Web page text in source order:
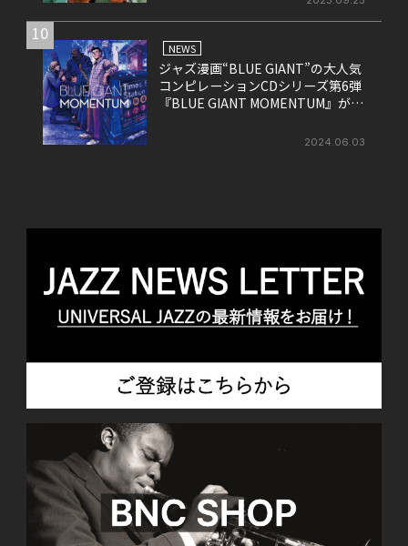
10
NEWS
ジャズ漫画“BLUE GIANT”の大人気
コンピレーションCDシリーズ第6弾
『BLUE GIANT MOMENTUM』が6
2024.06.03